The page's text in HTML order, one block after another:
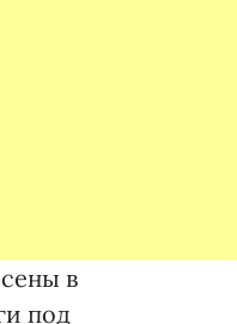
в
под